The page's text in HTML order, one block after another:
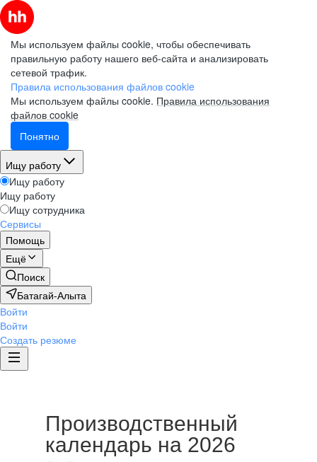
Мы используем файлы cookie, чтобы обеспечивать
правильную работу нашего веб-сайта и анализировать
сетевой трафик.
Правила использования файлов cookie
Мы используем файлы cookie. Правила использования
файлов cookie
Понятно
Ищу работу
Ищу работу
Ищу работу
Ищу сотрудника
Сервисы
Помощь
Ещё
Поиск
Батагай-Алыта
Войти
Войти
Создать резюме
Производственный
календарь на 2026